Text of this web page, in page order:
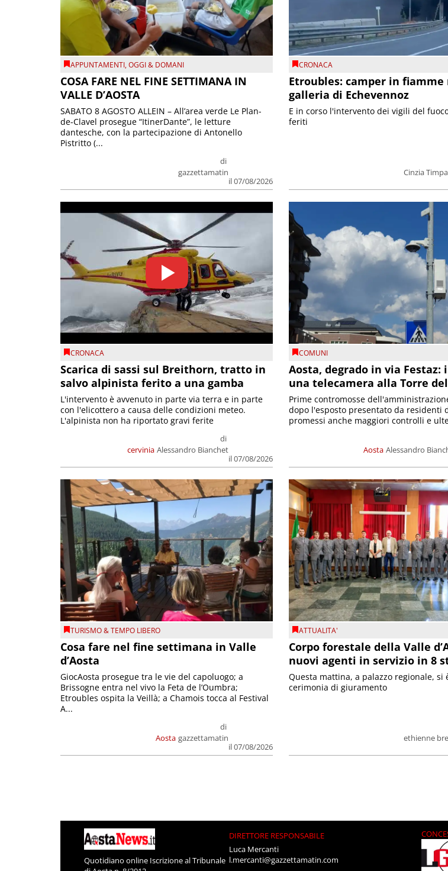
APPUNTAMENTI,OGGI & DOMANI
COSA FARE NEL FINE SETTIMANA IN
VALLE D’AOSTA
di
gazzettamatin
il 07/08/2026
SABATO 8 AGOSTO ALLEIN – All’area verde Le Plan-
de-Clavel prosegue “ItinerDante”, le letture
dantesche, con la partecipazione di Antonello
Pistritto (...
CRONACA
Etroubles: camper in fiamme
galleria di Echevennoz
Cinzia
E in corso l'intervento dei vigili del
feriti
CRONACA
Scarica di sassi sul Breithorn, tratto in
salvo alpinista ferito a una gamba
cervinia
di
Alessandro Bianchet
il 07/08/2026
L'intervento è avvenuto in parte via terra e in parte
con l'elicottero a causa delle condizioni meteo.
L'alpinista non ha riportato gravi ferite
COMUNI
Aosta, degrado in via
una telecamera alla Torre
Aosta Alessandro
Prime contromosse
dopo l'esposto presentato da residenti
promessi anche maggiori controlli e
TURISMO & TEMPO LIBERO
Cosa fare nel fine settimana in Valle
d’Aosta
Aosta
di
gazzettamatin
il 07/08/2026
GiocAosta prosegue tra le vie del capoluogo; a
Brissogne entra nel vivo la Feta de l’Oumbra;
Etroubles ospita la Veillà; a Chamois tocca al Festival
A...
ATTUALITA'
Corpo forestale della Valle
nuovi agenti in servizio in 8
ethienne
Questa mattina, a palazzo regionale, si
cerimonia di giuramento
Quotidiano online Iscrizione al Tribunale
DIRETTORE RESPONSABILE
Luca Mercanti
l.mercanti@gazzettamatin.com